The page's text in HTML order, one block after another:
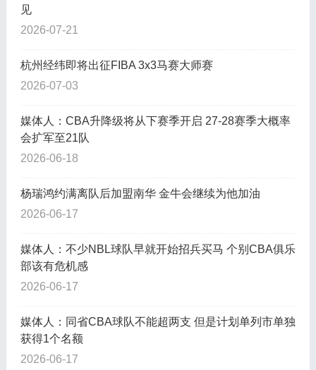
见
2026-07-21
杭州经纬即将出征FIBA 3x3马赛大师赛
2026-07-03
媒体人：CBA升降级将从下赛季开启 27-28赛季大概率
会扩军至21队
2026-06-18
杨瑞鸿约满离队后加盟南华 金牛会继续为他加油
2026-06-17
媒体人：不少NBL球队早就开始招兵买马 个别CBA俱乐
部该有危机感
2026-06-17
媒体人：同省CBA球队不能超两支 但是计划单列市单独
获得1个名额
2026-06-17